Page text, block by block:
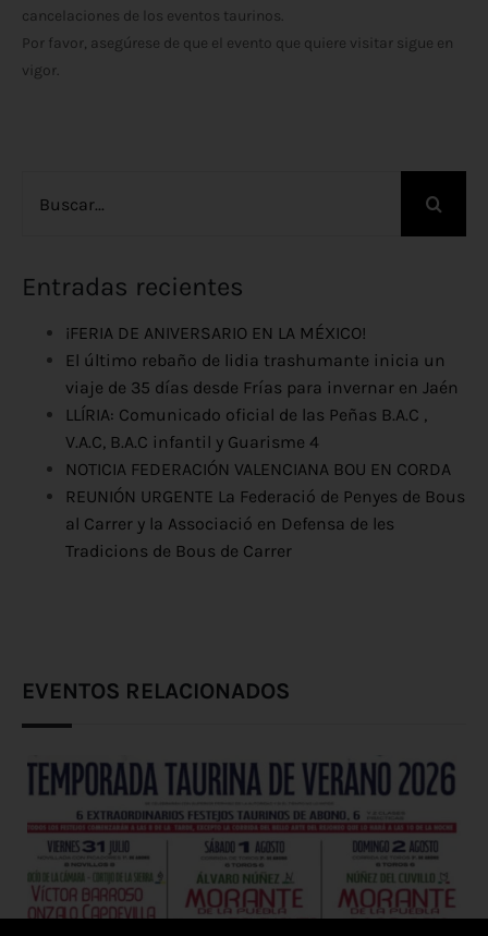
cancelaciones de los eventos taurinos.
Por favor, asegúrese de que el evento que quiere visitar sigue en
vigor.
Entradas recientes
¡FERIA DE ANIVERSARIO EN LA MÉXICO!
El último rebaño de lidia trashumante inicia un
viaje de 35 días desde Frías para invernar en Jaén
LLÍRIA: Comunicado oficial de las Peñas B.A.C ,
V.A.C, B.A.C infantil y Guarisme 4
NOTICIA FEDERACIÓN VALENCIANA BOU EN CORDA
REUNIÓN URGENTE La Federació de Penyes de Bous
al Carrer y la Associació en Defensa de les
Tradicions de Bous de Carrer
EVENTOS RELACIONADOS